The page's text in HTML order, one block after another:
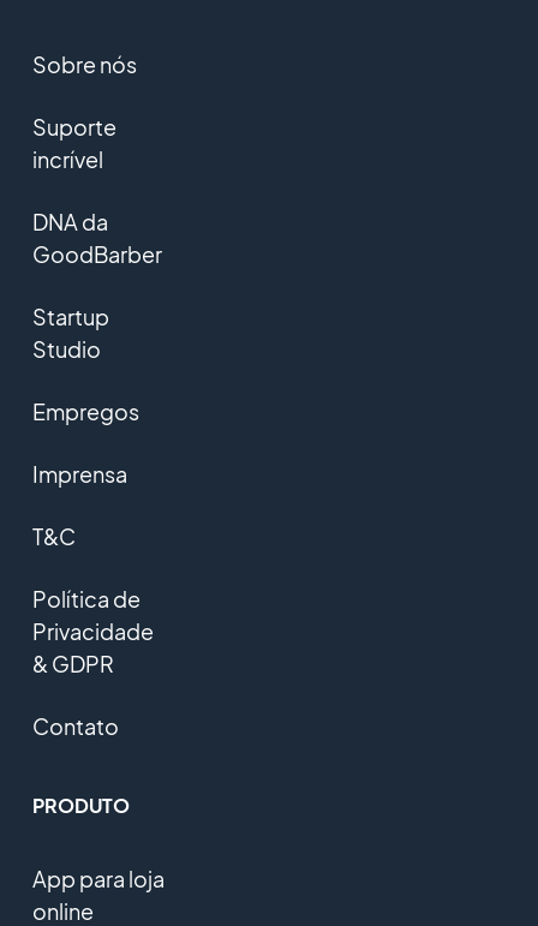
Sobre nós
Suporte
incrível
DNA da
GoodBarber
Startup
Studio
Empregos
Imprensa
T&C
Política de
Privacidade
& GDPR
Contato
PRODUTO
App para loja
online